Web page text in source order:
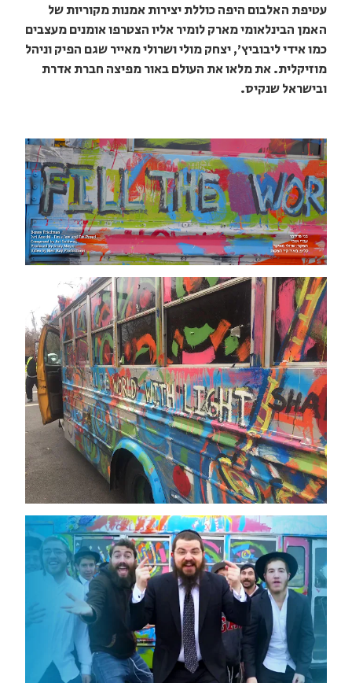
עטיפת האלבום היפה כוללת יצירות אמנות מקוריות של
האמן הבינלאומי מארק לומיר אליו הצטרפו אומנים מעצבים
כמו אידי ליבוביץ', יצחק מולי ושרולי מאייר שגם הפיק וניהל
מוזיקלית. את מלאו את העולם באור מפיצה חברת אדרת
ובישראל שנקיס.